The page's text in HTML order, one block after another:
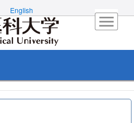
English